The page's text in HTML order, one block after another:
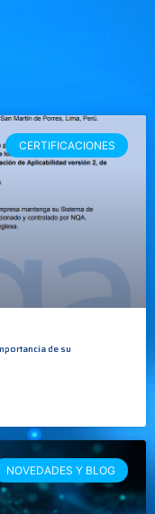
CERTIFICACIONES
de su
NOVEDADES Y BLOG